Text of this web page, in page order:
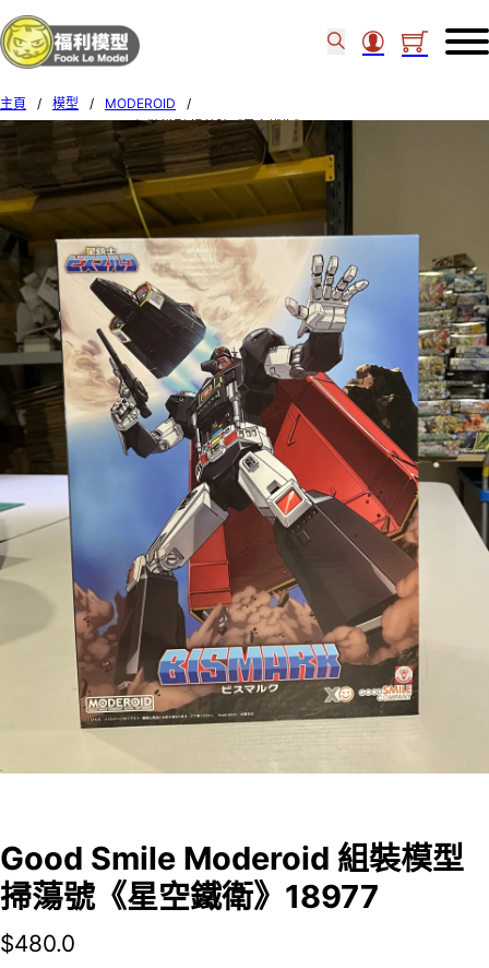
主頁 / 模型 / MODEROID
/
Good Smile Moderoid 組裝模型 掃蕩號《星空鐵衛》18977
Good Smile Moderoid 組裝模型
掃蕩號《星空鐵衛》18977
$480.0